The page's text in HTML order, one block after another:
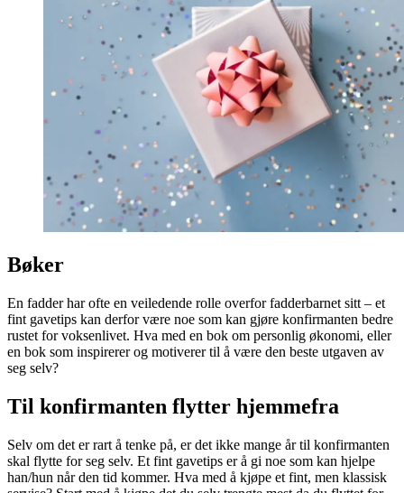
Bøker
En fadder har ofte en veiledende rolle overfor fadderbarnet sitt – et
fint gavetips kan derfor være noe som kan gjøre konfirmanten bedre
rustet for voksenlivet. Hva med en bok om personlig økonomi, eller
en bok som inspirerer og motiverer til å være den beste utgaven av
seg selv?
Til konfirmanten flytter hjemmefra
Selv om det er rart å tenke på, er det ikke mange år til konfirmanten
skal flytte for seg selv. Et fint gavetips er å gi noe som kan hjelpe
han/hun når den tid kommer. Hva med å kjøpe et fint, men klassisk